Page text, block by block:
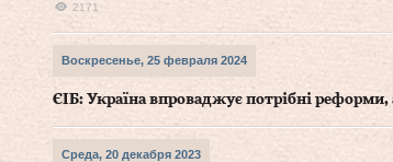
2171
Воскресенье, 25 февраля 2024
ЄІБ: Україна впроваджує потрібні реформи,
Среда, 20 декабря 2023